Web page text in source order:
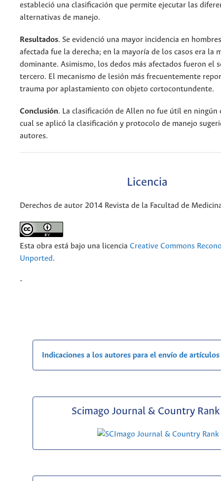
estableció una clasificación que permite ejecutar las
alternativas de manejo.
Resultados. Se evidenció una mayor incidencia en
afectada fue la derecha; en la mayoría de los casos era la
dominante. Asimismo, los dedos más afectados fueron el
tercero. El mecanismo de lesión más frecuentemente
trauma por aplastamiento con objeto cortocontundente.
Conclusión. La clasificación de Allen no fue útil en ningún
cual se aplicó la clasificación y protocolo de manejo
autores.
Licencia
Derechos de autor 2014 Revista de la Facultad de
Esta obra está bajo una licencia Creative Commons
Unported.
-
Indicaciones a los autores para el envío de artículos
Scimago Journal & Country Rank